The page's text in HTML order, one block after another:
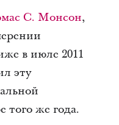
С. Монсон,
в июле 2011
эту
того же года.